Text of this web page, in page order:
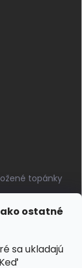
ostatné
sa ukladajú
topánky
kože, dotyk